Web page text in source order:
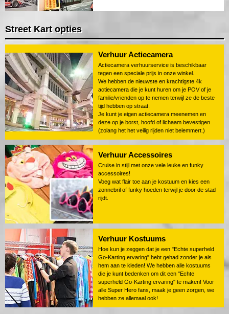
Street Kart opties
Verhuur Actiecamera
Actiecamera verhuurservice is beschikbaar
tegen een speciale prijs in onze winkel.
We hebben de nieuwste en krachtigste 4k
actiecamera die je kunt huren om je POV of je
familie/vrienden op te nemen terwijl ze de beste
tijd hebben op straat.
Je kunt je eigen actiecamera meenemen en
deze op je borst, hoofd of lichaam bevestigen
(zolang het het veilig rijden niet belemmert.)
Verhuur Accessoires
Cruise in stijl met onze vele leuke en funky
accessoires!
Voeg wat flair toe aan je kostuum en kies een
zonnebril of funky hoeden terwijl je door de stad
rijdt.
Verhuur Kostuums
Hoe kun je zeggen dat je een "Echte superheld
Go-Karting ervaring" hebt gehad zonder je als
hem aan te kleden! We hebben alle kostuums
die je kunt bedenken om dit een "Echte
superheld Go-Karting ervaring" te maken! Voor
alle Super Hero fans, maak je geen zorgen, we
hebben ze allemaal ook!